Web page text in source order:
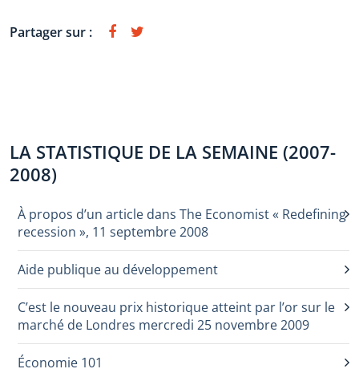
Partager sur :
LA STATISTIQUE DE LA SEMAINE (2007-
2008)
À propos d’un article dans The Economist « Redefining
recession », 11 septembre 2008
Aide publique au développement
C’est le nouveau prix historique atteint par l’or sur le
marché de Londres mercredi 25 novembre 2009
Économie 101